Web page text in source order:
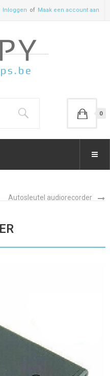
Inloggen Maak een account aan
0
Autosleutel audiorecorder